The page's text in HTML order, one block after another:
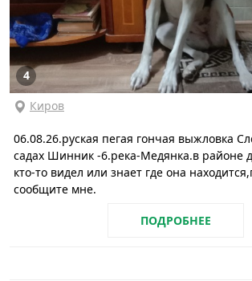
4
Киров
06.08.26.руская пегая гончая выжловка
садах Шинник -6.река-Медянка.в районе
кто-то видел или знает где она
сообщите мне.
ПОДРОБНЕЕ